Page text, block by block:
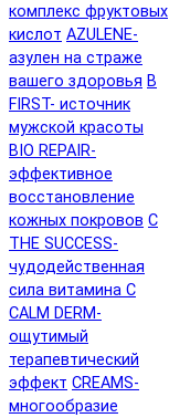
комплекс фруктовых
кислот AZULENE-
азулен на страже
вашего здоровья B
FIRST- источник
мужской красоты
BIO REPAIR-
эффективное
восстановление
кожных покровов C
THE SUCCESS-
чудодейственная
сила витамина C
CALM DERM-
ощутимый
терапевтический
эффект CREAMS-
многообразие